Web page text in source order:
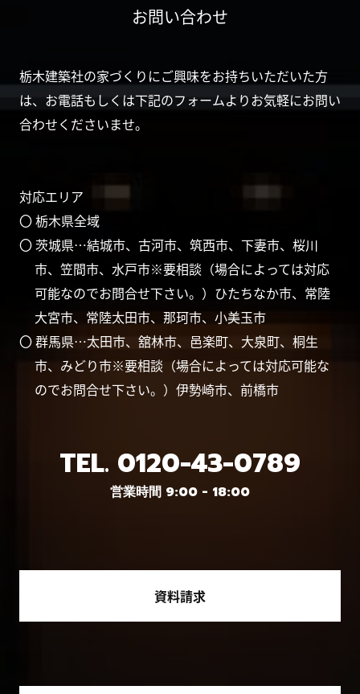
お問い合わせ
栃木建築社の家づくりにご興味をお持ちいただいた方
は、お電話もしくは下記のフォームよりお気軽にお問い
合わせくださいませ。
対応エリア
〇 栃木県全域
〇 茨城県…結城市、古河市、筑西市、下妻市、桜川
市、笠間市、水戸市※要相談（場合によっては対応
可能なのでお問合せ下さい。）ひたちなか市、常陸
大宮市、常陸太田市、那珂市、小美玉市
〇 群馬県…太田市、舘林市、邑楽町、大泉町、桐生
市、みどり市※要相談（場合によっては対応可能な
のでお問合せ下さい。）伊勢崎市、前橋市
TEL. 0120-43-0789
営業時間 9:00 - 18:00
資料請求